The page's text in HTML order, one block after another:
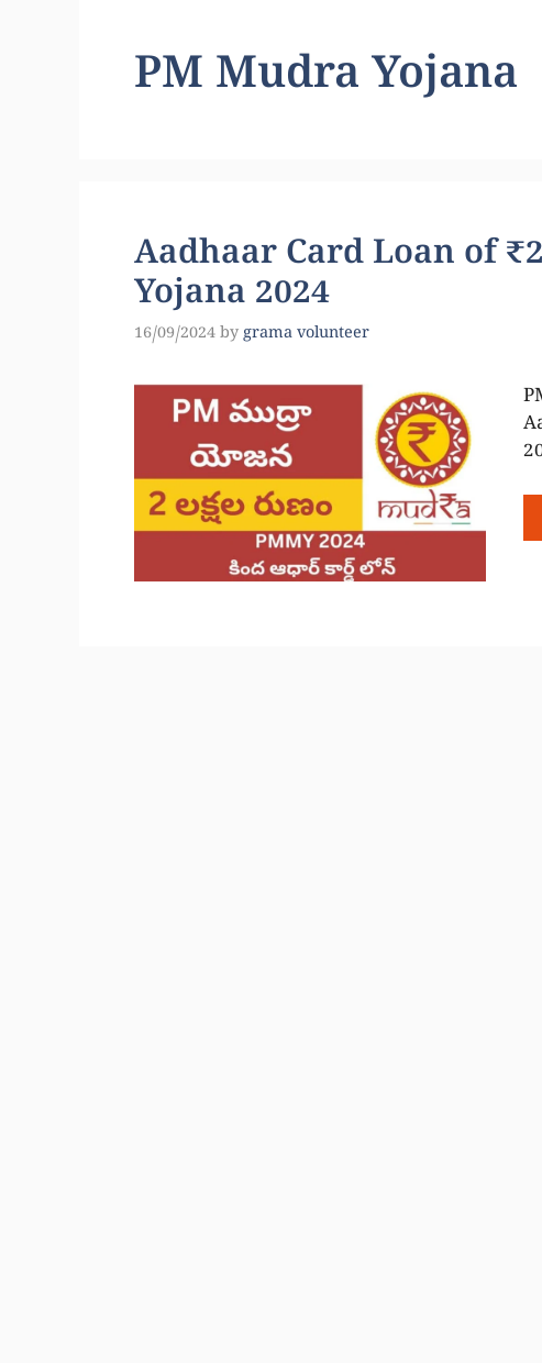
PM Mudra Yojana
Aadhaar Card Loan of
Yojana 2024
16/09/2024 by grama volunteer